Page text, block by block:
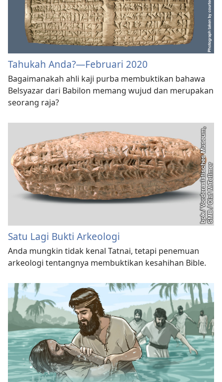
Tahukah Anda?​—Februari 2020
Bagaimanakah ahli kaji purba membuktikan bahawa
Belsyazar dari Babilon memang wujud dan merupakan
seorang raja?
Satu Lagi Bukti Arkeologi
Anda mungkin tidak kenal Tatnai, tetapi penemuan
arkeologi tentangnya membuktikan kesahihan Bible.